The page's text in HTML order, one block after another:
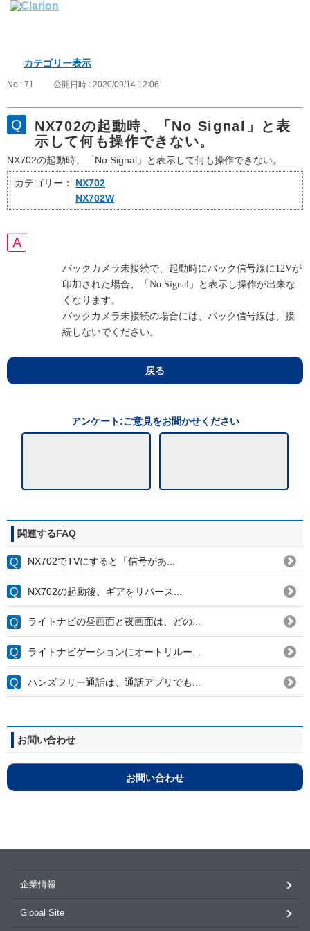
カテゴリー表示
No : 71 公開日時 : 2020/09/14 12:06
NX702の起動時、「No Signal」と表
示して何も操作できない。
NX702の起動時、「No Signal」と表示して何も操作できない。
カテゴリー：
NX702
NX702W
バックカメラ未接続で、起動時にバック信号線に12Vが
印加された場合、「No Signal」と表示し操作が出来な
くなります。
バックカメラ未接続の場合には、バック信号線は、接
続しないでください。
戻る
アンケート:ご意見をお聞かせください
関連するFAQ
NX702でTVにすると「信号があ...
NX702の起動後、ギアをリバース...
ライトナビの昼画面と夜画面は、どの...
ライトナビゲーションにオートリルー...
ハンズフリー通話は、通話アプリでも...
お問い合わせ
お問い合わせ
企業情報
Global Site